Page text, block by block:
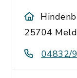
25704
04832/